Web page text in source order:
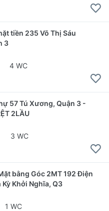
tiền 235 Võ Thị Sáu
3
4 WC
57 Tú Xương, Quận 3 -
2LẦU
3 WC
bằng Góc 2MT 192 Điện
Kỳ Khởi Nghĩa, Q3
1 WC